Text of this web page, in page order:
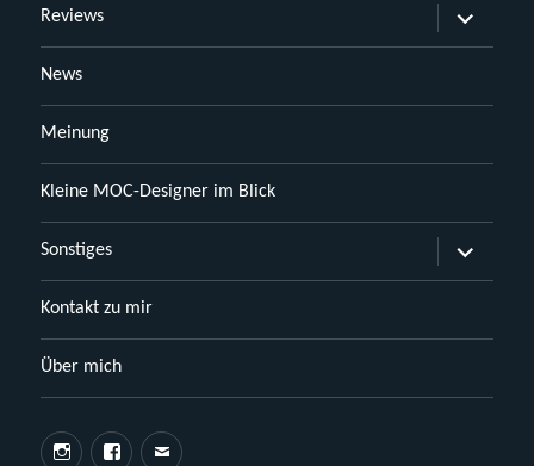
Reviews
öffnen
News
Meinung
Kleine MOC-Designer im Blick
Sonstiges
öffnen
Kontakt zu mir
Über mich
InstagramFacebook
E-